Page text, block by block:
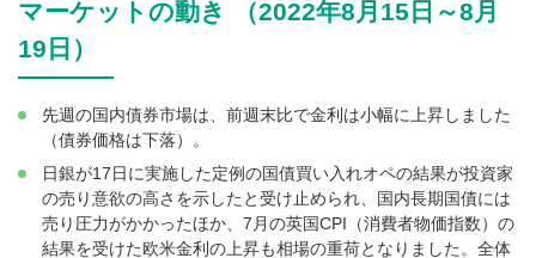
マーケットの動き （2022年8月15日～8月
19日）
先週の国内債券市場は、前週末比で金利は小幅に上昇しました
（債券価格は下落）。
日銀が17日に実施した定例の国債買い入れオペの結果が投資家
の売り意欲の高さを示したと受け止められ、国内長期国債には
売り圧力がかかったほか、7月の英国CPI（消費者物価指数）の
結果を受けた欧米金利の上昇も相場の重荷となりました。全体